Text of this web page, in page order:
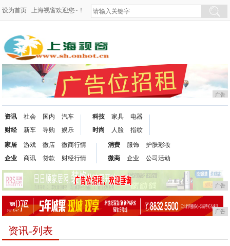
设为首页 上海视窗欢迎您~！
广告
资讯
财经
社会
新车
国内
导购
汽车
娱乐
科技
时尚
家具
人脸
电器
指纹
家居
企业
游戏
商讯
微店
贷款
微商行情
财经行情
消费
微商
服饰
企业
护肤彩妆
公司活动
广告
广告
资讯-列表